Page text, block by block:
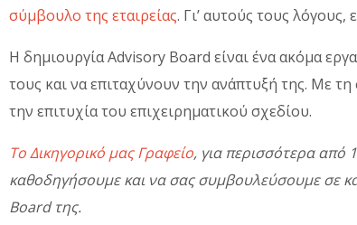
σύμβουλο της εταιρείας. Γι’ αυτούς τους
Η δημιουργία Advisory Board είναι ένα ακόμα
τους και να επιταχύνουν την ανάπτυξή της. Με
την επιτυχία του επιχειρηματικού σχεδίου.
Το Δικηγορικό μας Γραφείο, για περισσότερα από
καθοδηγήσουμε και να σας συμβουλεύσουμε σε
Board της.